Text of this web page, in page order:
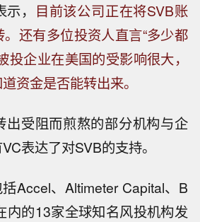
， 目前该公司正在将SVB账
还有多位投资人直言“多少都
投企业在美国的受影响很大，
资金是否能转出来。
出受阻而煎熬的部分机构与企
表达了对SVB的支持。
Accel、Altimeter Capital、B
内的13家全球知名风投机构发